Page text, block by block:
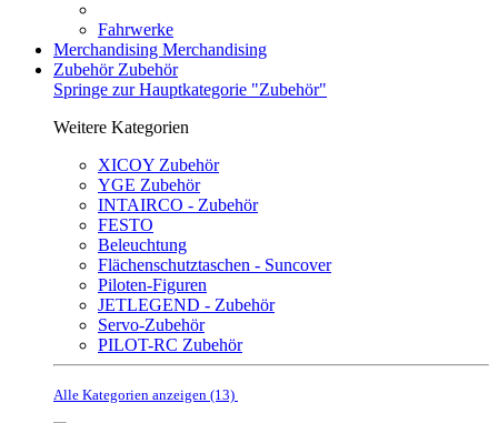
Fahrwerke
Merchandising Merchandising
Zubehör Zubehör
Springe zur Hauptkategorie "Zubehör"
Weitere Kategorien
XICOY Zubehör
YGE Zubehör
INTAIRCO - Zubehör
FESTO
Beleuchtung
Flächenschutztaschen - Suncover
Piloten-Figuren
JETLEGEND - Zubehör
Servo-Zubehör
PILOT-RC Zubehör
Alle Kategorien anzeigen (13)